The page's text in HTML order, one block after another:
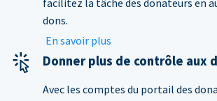
dons.
En savoir plus
Donner plus de contrôle aux
Avec les comptes du portail des